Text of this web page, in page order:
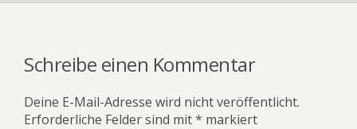
Schreibe einen Kommentar
Deine E-Mail-Adresse wird nicht veröffentlicht.
Erforderliche Felder sind mit* markiert